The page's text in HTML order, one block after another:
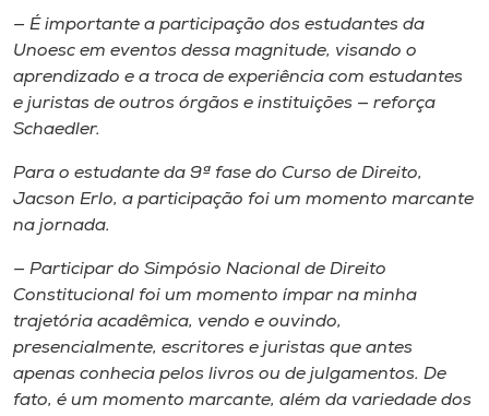
— É importante a participação dos estudantes da
Unoesc em eventos dessa magnitude, visando o
aprendizado e a troca de experiência com estudantes
e juristas de outros órgãos e instituições — reforça
Schaedler.
Para o estudante da 9ª fase do Curso de Direito,
Jacson Erlo, a participação foi um momento marcante
na jornada.
— Participar do Simpósio Nacional de Direito
Constitucional foi um momento ímpar na minha
trajetória acadêmica, vendo e ouvindo,
presencialmente, escritores e juristas que antes
apenas conhecia pelos livros ou de julgamentos. De
fato, é um momento marcante, além da variedade dos